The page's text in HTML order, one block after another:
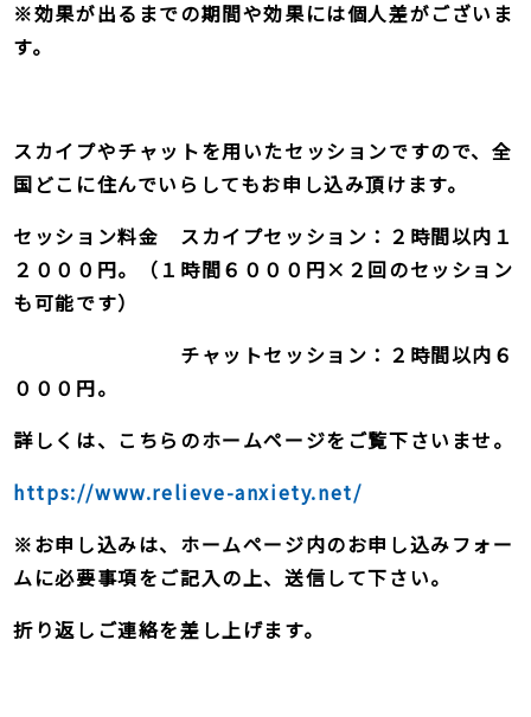
※効果が出るまでの期間や効果には個人差がございま
す。
スカイプやチャットを用いたセッションですので、全
国どこに住んでいらしてもお申し込み頂けます。
セッション料金
スカイプセッション：２時間以内１
２０００円。（１時間６０００円×２回のセッション
も可能です）
チャットセッション：２時間以内６
０００円。
詳しくは、こちらのホームページをご覧下さいませ。
https://www.relieve-anxiety.net/
※お申し込みは、ホームページ内のお申し込みフォー
ムに必要事項をご記入の上、送信して下さい。
折り返しご連絡を差し上げます。